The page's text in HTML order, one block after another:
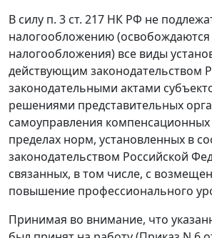
В силу п. 3 ст. 217 НК РФ не
налогообложению (освобождаются
налогообложения) все виды
действующим законодательством
законодательными актами
решениями представительных
самоуправления
пределах норм, установленных в
законодательством Российской
связанных, в том числе, с
повышение профессионального
Принимая во внимание, что